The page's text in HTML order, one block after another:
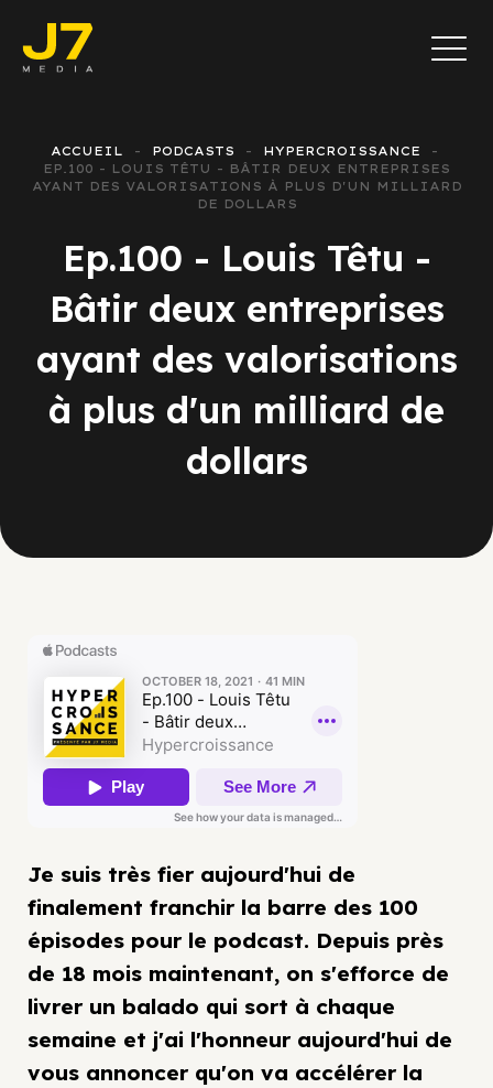
ACCUEIL PODCASTS
HYPERCROISSANCE
EP.100 - LOUIS TÊTU - BÂTIR DEUX ENTREPRISES
AYANT DES VALORISATIONS À PLUS D'UN MILLIARD
DE DOLLARS
Ep.100 - Louis Têtu -
Bâtir deux entreprises
ayant des valorisations
à plus d'un milliard de
dollars
Je suis très fier aujourd'hui de
finalement franchir la barre des 100
épisodes pour le podcast. Depuis près
de 18 mois maintenant, on s'efforce de
livrer un balado qui sort à chaque
semaine et j'ai l'honneur aujourd'hui de
vous annoncer qu'on va accélérer la